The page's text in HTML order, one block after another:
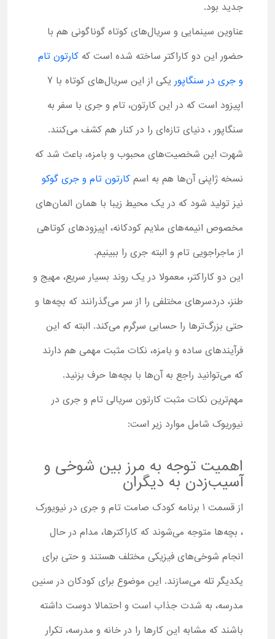
جدید بود.
عناوین سینمایی و سریال‌های کوتاه گوناگونی هم با
حضور این دو کاراکتر ساخته شده است که کارتون تام
و جری در سنگاپور
یکی از این سریال‌های کوتاه با 7
اپیزود است که در این کارتون، تام و جری با سفر به
سنگاپور ، دنیای تازه‌ای را در کنار هم کشف می‌کنند.
شهرت این شخصیت‌های محبوب و بامزه، باعث شد که
نسخه ژاپنی آن‌ها هم به اسم کارتون تام و جری گوکو
نیز تولید شود که در یک محیط زیبا با همان المان‌های
مخصوص انیمه‌های ملایم کودکانه، اپیزودهای کوتاهی
از ماجراجویی تام و البته جری را ببینیم.
این دو کاراکتر، معمولا در یک روند بسیار سریع، مهیج و
طنز، دردسرهای مختلفی را از سر می‌گذرانند که بچه‌ها و
حتی بزرگ‌ترها را حسابی سرگرم می‌کند. البته که این
فرآیندهای ساده و بامزه، نکات مثبت مهمی هم دارند
که می‌توانید راجع به آن‌ها با بچه‌ها حرف بزنید.
مهم‌ترین نکات مثبت کارتون سریالی تام و جری در
نیوریوک شامل موارد زیر است:
اهمیت توجه به مرز بین شوخی و
آسیب‌زدن به دیگران
از قسمت 1 برنامه کودک صامت تام و جری در نیویورک
، بچه‌ها متوجه می‌شوند که کاراکترها، مدام در حال
انجام شوخی‌های فیزیکی مختلف هستند و حتی برای
یکدیگر تله می‌سازند. این موضوع برای کودکان در سنین
مدرسه، به‌ شدت جذاب است و احتمالا دوست داشته
باشند که مشابه این کارها را در خانه و مدرسه، تکرار